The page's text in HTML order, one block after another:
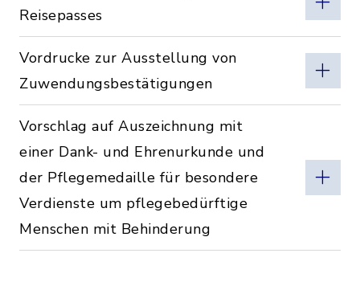
Reisepasses
Vordrucke zur Ausstellung von
Zuwendungsbestätigungen
Vorschlag auf Auszeichnung mit
einer Dank- und Ehrenurkunde und
der Pflegemedaille für besondere
Verdienste um pflegebedürftige
Menschen mit Behinderung